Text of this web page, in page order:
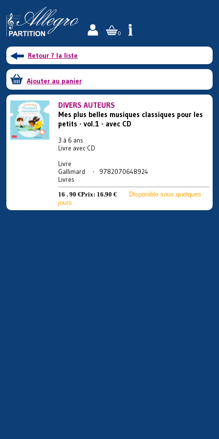
0
Retour ? la liste
Ajouter au panier
DIVERS AUTEURS
Mes plus belles musiques classiques pour les
petits - vol.1 - avec CD
3 à 6 ans
Livre avec CD
Livre
Gallimard - 9782070648924
Livres
16 . 90 €Prix: 16.90 €
Disponible sous quelques
jours